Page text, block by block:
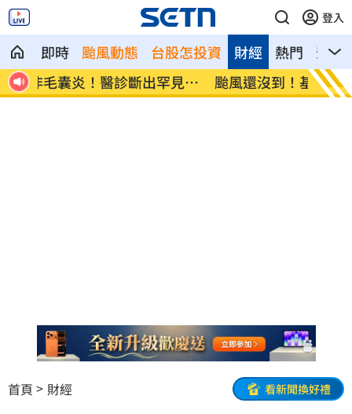
登入
即時 颱風動態 台股怎投資 熱門 影音
財經
疾
颱風還沒到！基隆爆海水倒灌 商家超哀怨
颱風
班
首頁 財經 看新聞換好禮